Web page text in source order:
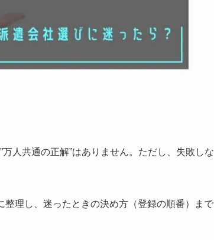
人共通の正解”はありません。ただし、失敗しな
理し、迷ったときの決め方（登録の順番）まで